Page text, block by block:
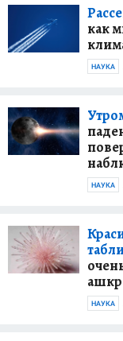
как
НАУКА
НАУКА
НАУКА